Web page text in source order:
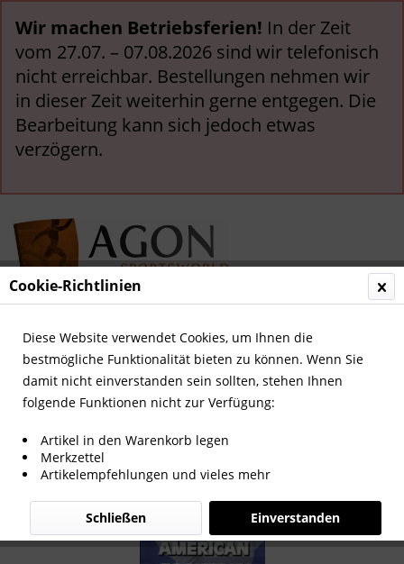
Wir machen Betriebsferien! In der Zeit
vom 27.07. – 07.08.2026 sind wir telefonisch
nicht erreichbar. Bestellungen nehmen wir
in dieser Zeit weiterhin gerne entgegen. Die
Bearbeitung kann sich jedoch etwas
verzögern.
Menü
Übersicht Weltfußball
2023-2024
Cookie-Richtlinien
Diese Website verwendet Cookies, um Ihnen die
bestmögliche Funktionalität bieten zu können. Wenn Sie
damit nicht einverstanden sein sollten, stehen Ihnen
folgende Funktionen nicht zur Verfügung:
Artikel in den Warenkorb legen
Merkzettel
Artikelempfehlungen und vieles mehr
Einverstanden
Schließen